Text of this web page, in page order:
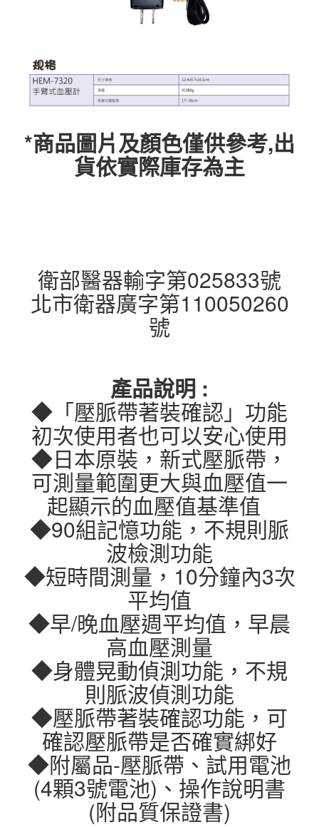
*商品圖片及顏色僅供參考,出
貨依實際庫存為主
衛部醫器輸字第025833號
北市衛器廣字第110050260
號
產品說明 :
◆「壓脈帶著裝確認」功能
初次使用者也可以安心使用
◆日本原裝，新式壓脈帶，
可測量範圍更大與血壓值一
起顯示的血壓值基準值
◆90組記憶功能，不規則脈
波檢測功能
◆短時間測量，10分鐘內3次
平均值
◆早/晚血壓週平均值，早晨
高血壓測量
◆身體晃動偵測功能，不規
則脈波偵測功能
◆壓脈帶著裝確認功能，可
確認壓脈帶是否確實綁好
◆附屬品-壓脈帶、試用電池
(4顆3號電池)、操作說明書
(附品質保證書)